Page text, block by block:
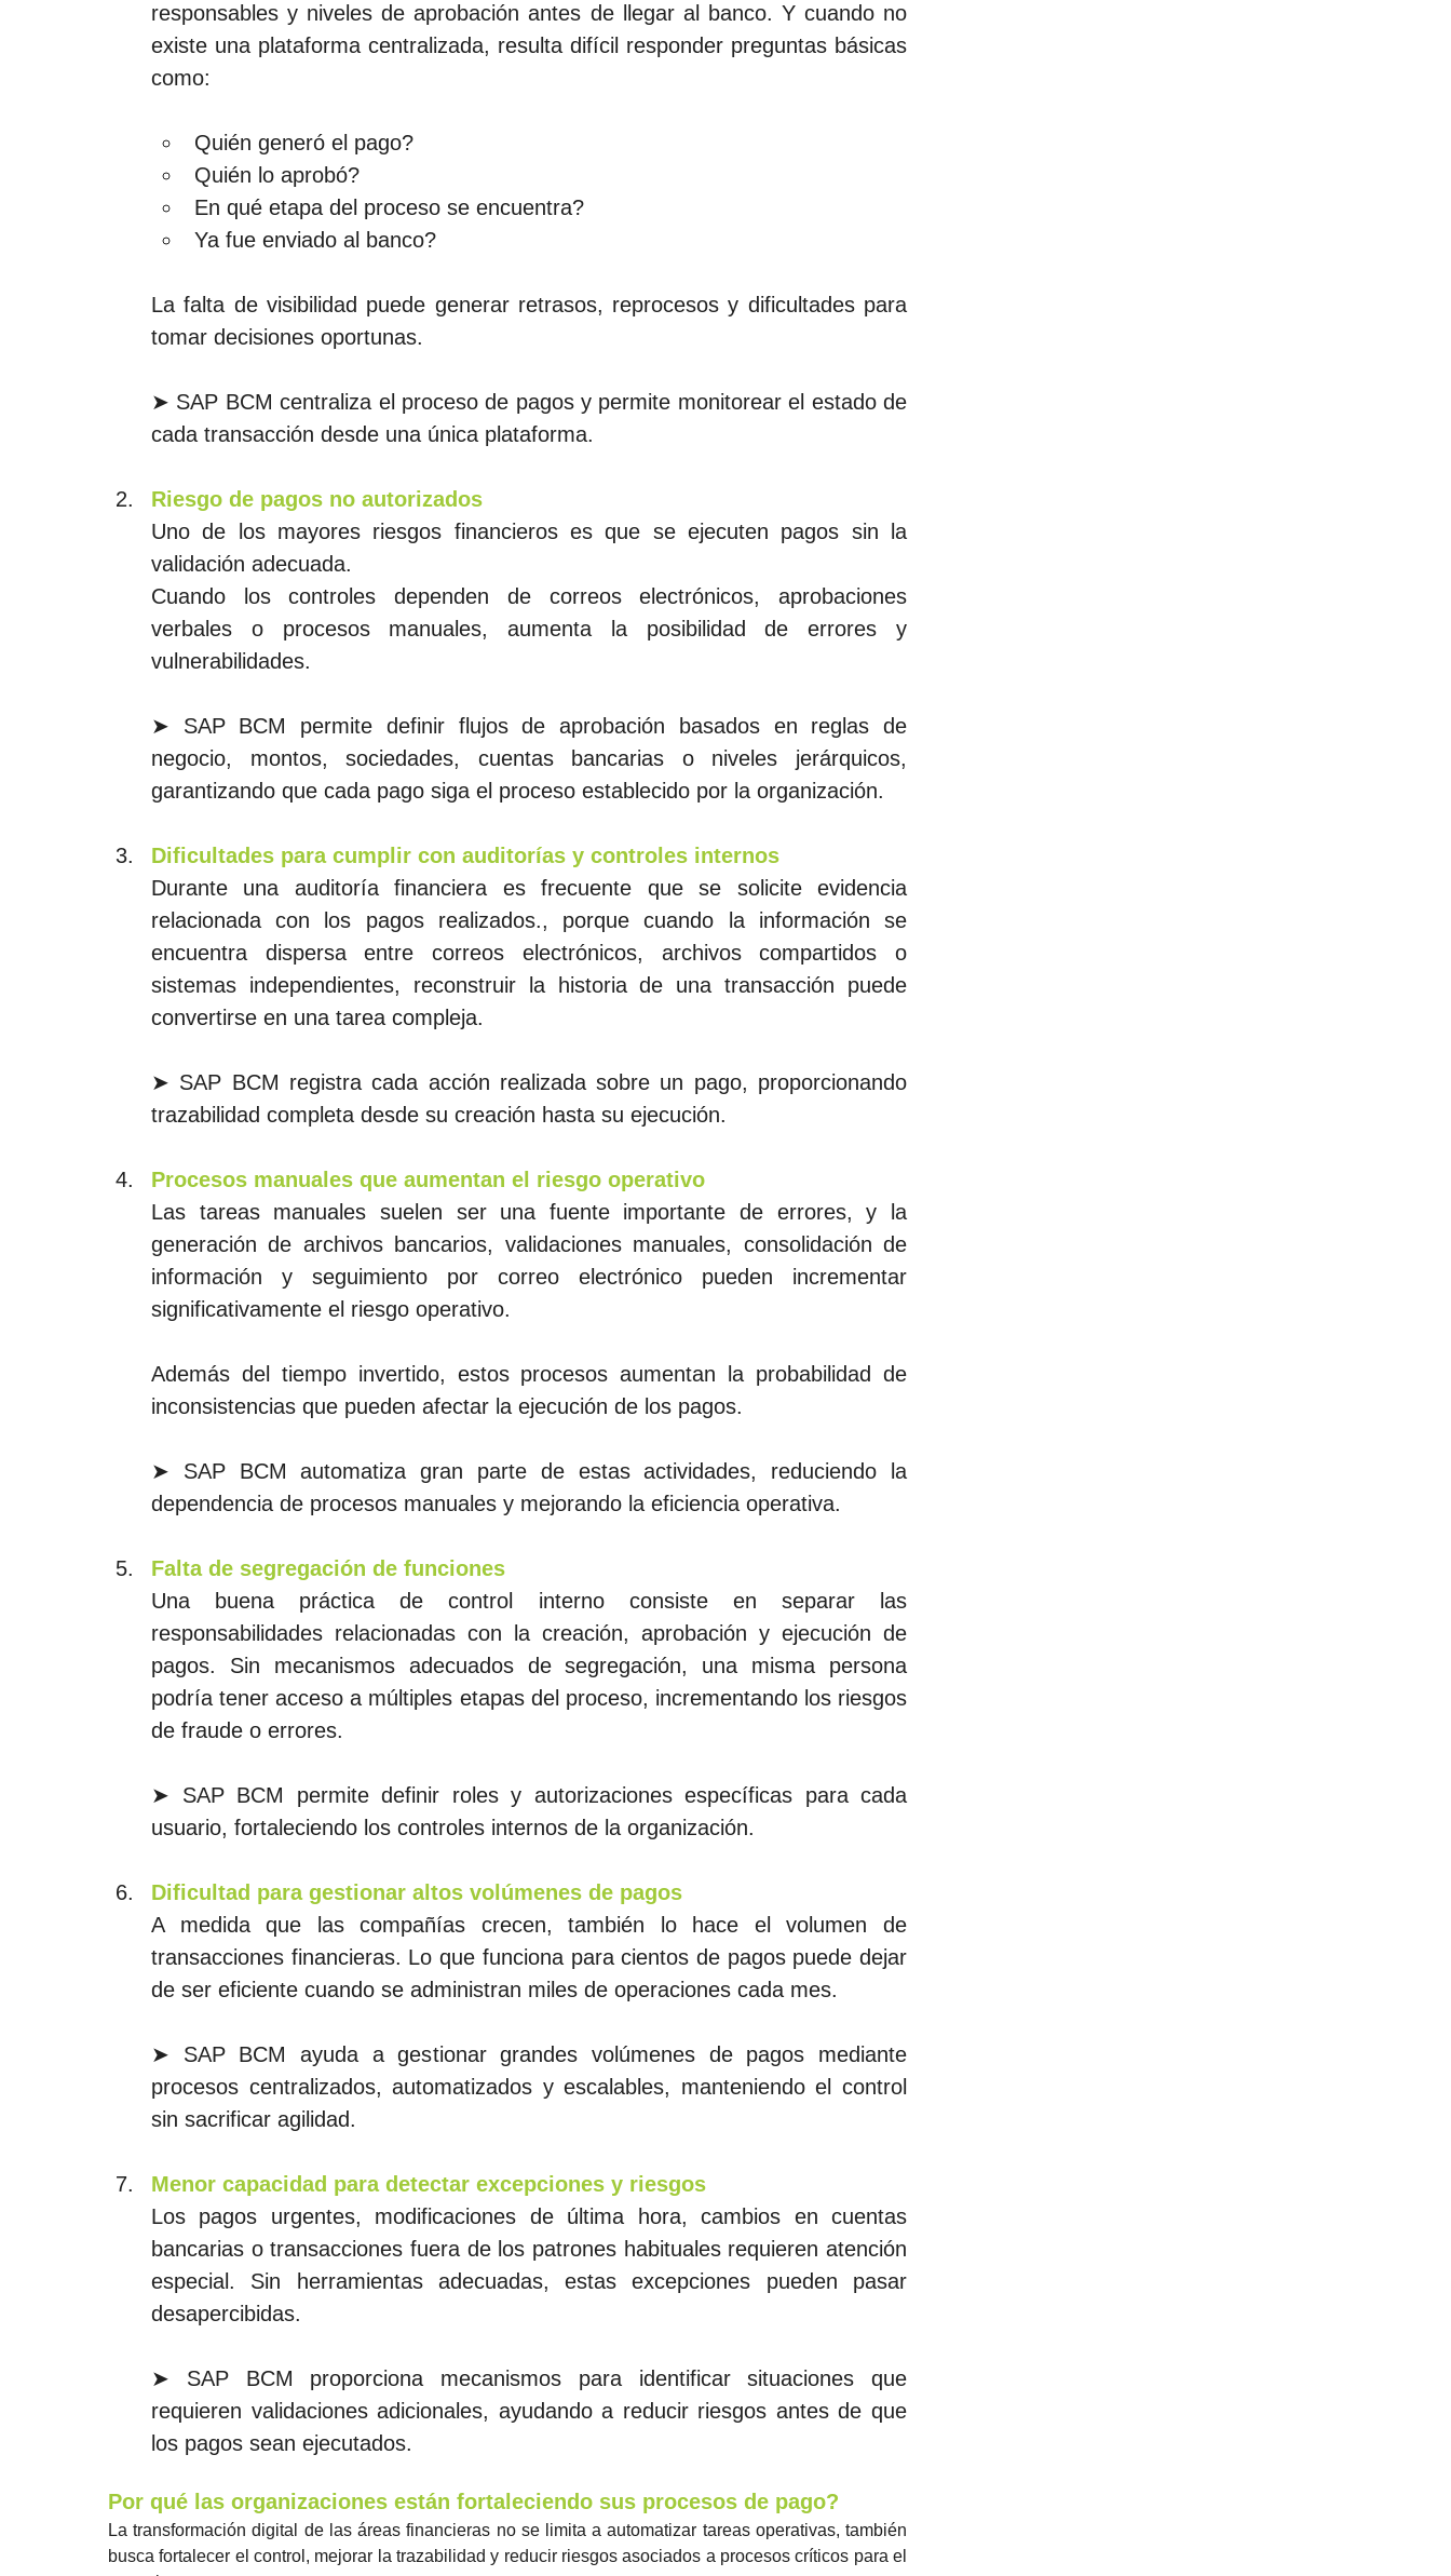
responsables y niveles de aprobación antes de llegar al banco. Y cuando no
existe una plataforma centralizada, resulta difícil responder preguntas básicas
como:
Quién generó el pago?
Quién lo aprobó?
En qué etapa del proceso se encuentra?
Ya fue enviado al banco?
La falta de visibilidad puede generar retrasos, reprocesos y dificultades para
tomar decisiones oportunas.
➤ SAP BCM centraliza el proceso de pagos y permite monitorear el estado de
cada transacción desde una única plataforma.
Riesgo de pagos no autorizados
Uno de los mayores riesgos financieros es que se ejecuten pagos sin la
validación adecuada.
Cuando los controles dependen de correos electrónicos, aprobaciones
verbales o procesos manuales, aumenta la posibilidad de errores y
vulnerabilidades.
➤ SAP BCM permite definir flujos de aprobación basados en reglas de
negocio, montos, sociedades, cuentas bancarias o niveles jerárquicos,
garantizando que cada pago siga el proceso establecido por la organización.
Dificultades para cumplir con auditorías y controles internos
Durante una auditoría financiera es frecuente que se solicite evidencia
relacionada con los pagos realizados., porque cuando la información se
encuentra dispersa entre correos electrónicos, archivos compartidos o
sistemas independientes, reconstruir la historia de una transacción puede
convertirse en una tarea compleja.
➤ SAP BCM registra cada acción realizada sobre un pago, proporcionando
trazabilidad completa desde su creación hasta su ejecución.
Procesos manuales que aumentan el riesgo operativo
Las tareas manuales suelen ser una fuente importante de errores, y la
generación de archivos bancarios, validaciones manuales, consolidación de
información y seguimiento por correo electrónico pueden incrementar
significativamente el riesgo operativo.
Además del tiempo invertido, estos procesos aumentan la probabilidad de
inconsistencias que pueden afectar la ejecución de los pagos.
➤ SAP BCM automatiza gran parte de estas actividades, reduciendo la
dependencia de procesos manuales y mejorando la eficiencia operativa.
Falta de segregación de funciones
Una buena práctica de control interno consiste en separar las
responsabilidades relacionadas con la creación, aprobación y ejecución de
pagos. Sin mecanismos adecuados de segregación, una misma persona
podría tener acceso a múltiples etapas del proceso, incrementando los riesgos
de fraude o errores.
➤ SAP BCM permite definir roles y autorizaciones específicas para cada
usuario, fortaleciendo los controles internos de la organización.
Dificultad para gestionar altos volúmenes de pagos
A medida que las compañías crecen, también lo hace el volumen de
transacciones financieras. Lo que funciona para cientos de pagos puede dejar
de ser eficiente cuando se administran miles de operaciones cada mes.
➤ SAP BCM ayuda a gestionar grandes volúmenes de pagos mediante
procesos centralizados, automatizados y escalables, manteniendo el control
sin sacrificar agilidad.
Menor capacidad para detectar excepciones y riesgos
Los pagos urgentes, modificaciones de última hora, cambios en cuentas
bancarias o transacciones fuera de los patrones habituales requieren atención
especial. Sin herramientas adecuadas, estas excepciones pueden pasar
desapercibidas.
➤ SAP BCM proporciona mecanismos para identificar situaciones que
requieren validaciones adicionales, ayudando a reducir riesgos antes de que
los pagos sean ejecutados.
Por qué las organizaciones están fortaleciendo sus procesos de pago?
La transformación digital de las áreas financieras no se limita a automatizar tareas operativas, también
busca fortalecer el control, mejorar la trazabilidad y reducir riesgos asociados a procesos críticos para el